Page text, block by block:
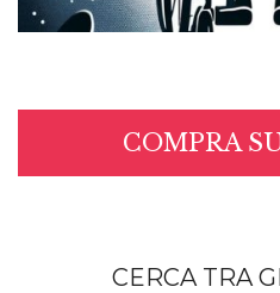
COMPRA
CERCA TRA